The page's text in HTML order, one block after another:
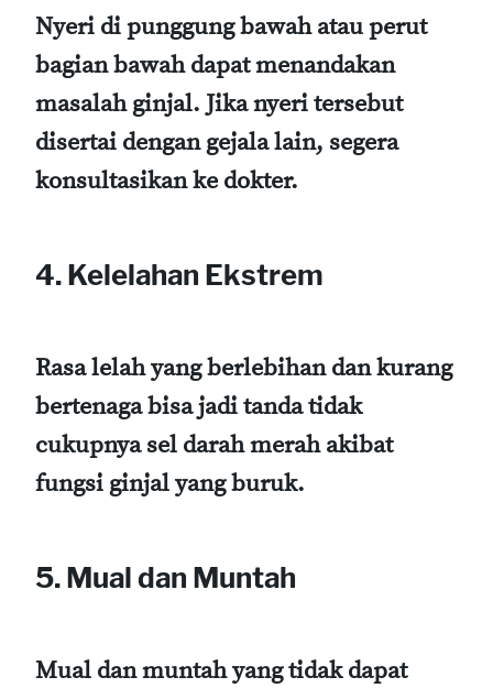
Nyeri di punggung bawah atau perut
bagian bawah dapat menandakan
masalah ginjal. Jika nyeri tersebut
disertai dengan gejala lain, segera
konsultasikan ke dokter.
4. Kelelahan Ekstrem
Rasa lelah yang berlebihan dan kurang
bertenaga bisa jadi tanda tidak
cukupnya sel darah merah akibat
fungsi ginjal yang buruk.
5. Mual dan Muntah
Mual dan muntah yang tidak dapat